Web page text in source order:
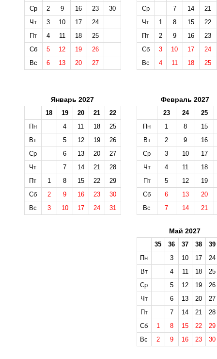
Ср
2 9 16 23
30
Чт
3 10 17
24
Пт
4 11 18
25
Сб
5 12 19
26
Вс
6 13 20 27
Ср
7 14
21
Чт
1 8 15
22
Пт
2 9 16
23
Сб
3 10 17
24
Вс
4 11 18 25
Январь 2027
18 19 20 21
22
Пн
4 11 18
25
Вт
5 12 19
26
Ср
6 13 20
27
Чт
7 14 21
28
Пт
1 8 15 22
29
Сб
2 9 16 23
30
Вс
3 10 17 24 31
Февраль 2027
23 24
25
Пн
1 8
15
Вт
2 9
16
Ср
3 10
17
Чт
4 11
18
Пт
5 12
19
Сб
6 13
20
Вс
7 14 21
Май 2027
35 36 37 38
39
Пн
3 10 17
24
Вт
4 11 18
25
Ср
5 12 19
26
Чт
6 13 20
27
Пт
7 14 21
28
Сб
1 8 15 22
29
Вс
2 9 16 23 30